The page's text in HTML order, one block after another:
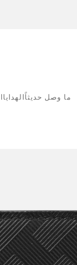
ما وصل حديثاً الهدايا